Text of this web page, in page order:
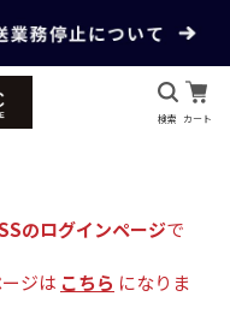
検索 カート
のログインページで
ジは こちら になりま